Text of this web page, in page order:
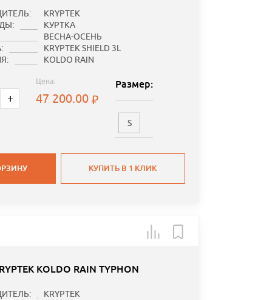
KRYPTEK
КУРТКА
ВЕСНА-ОСЕНЬ
KRYPTEK SHIELD 3L
KOLDO RAIN
+
Цена:
47 200.00
Размер:
S
КУПИТЬ В 1 КЛИК
KOLDO RAIN TYPHON
KRYPTEK